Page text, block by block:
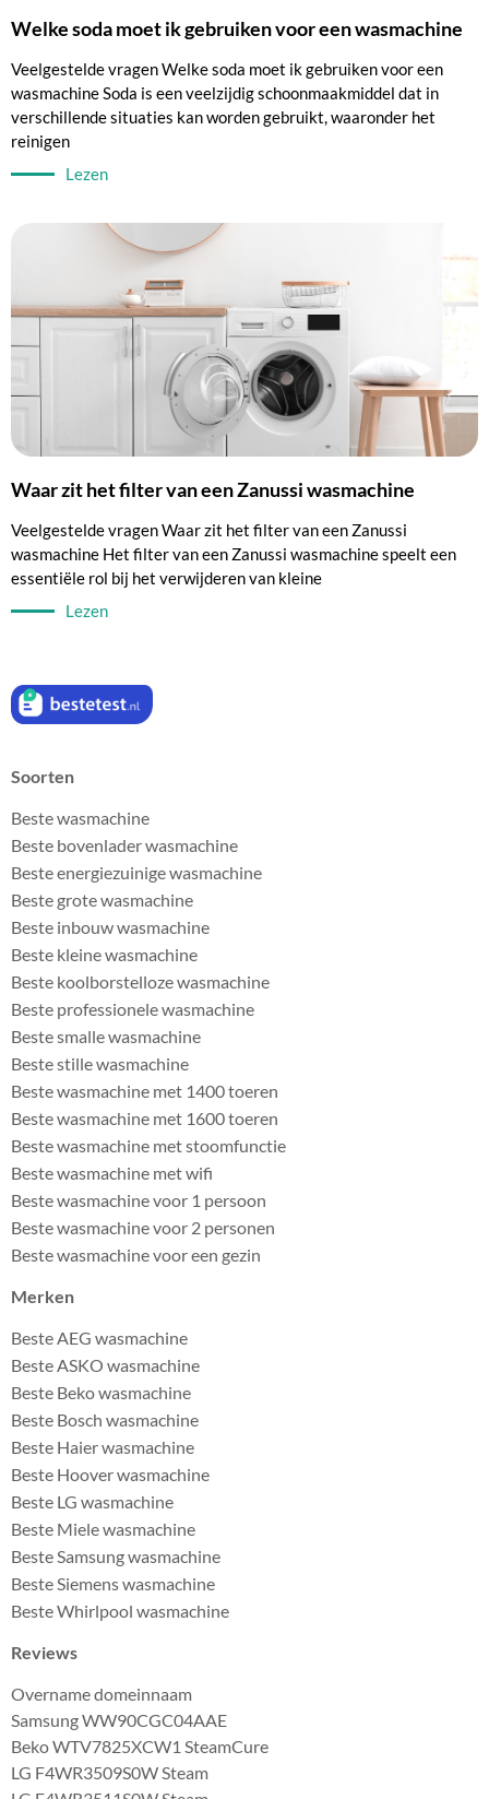
Welke soda moet ik gebruiken voor een wasmachine
Veelgestelde vragen Welke soda moet ik gebruiken voor een
wasmachine Soda is een veelzijdig schoonmaakmiddel dat in
verschillende situaties kan worden gebruikt, waaronder het
reinigen
Lezen
Waar zit het filter van een Zanussi wasmachine
Veelgestelde vragen Waar zit het filter van een Zanussi
wasmachine Het filter van een Zanussi wasmachine speelt een
essentiële rol bij het verwijderen van kleine
Lezen
Soorten
Beste wasmachine
Beste bovenlader wasmachine
Beste energiezuinige wasmachine
Beste grote wasmachine
Beste inbouw wasmachine
Beste kleine wasmachine
Beste koolborstelloze wasmachine
Beste professionele wasmachine
Beste smalle wasmachine
Beste stille wasmachine
Beste wasmachine met 1400 toeren
Beste wasmachine met 1600 toeren
Beste wasmachine met stoomfunctie
Beste wasmachine met wifi
Beste wasmachine voor 1 persoon
Beste wasmachine voor 2 personen
Beste wasmachine voor een gezin
Merken
Beste AEG wasmachine
Beste ASKO wasmachine
Beste Beko wasmachine
Beste Bosch wasmachine
Beste Haier wasmachine
Beste Hoover wasmachine
Beste LG wasmachine
Beste Miele wasmachine
Beste Samsung wasmachine
Beste Siemens wasmachine
Beste Whirlpool wasmachine
Reviews
Overname domeinnaam
Samsung WW90CGC04AAE
Beko WTV7825XCW1 SteamCure
LG F4WR3509S0W Steam